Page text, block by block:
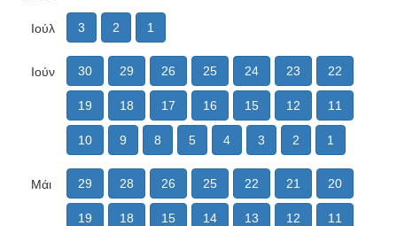
Ιούλ 3 2 1
Ιούν 30 29 26 25 24 23 22
19 18 17 16 15 12 11
10 9 8 5 4 3 2 1
Μάι 29 28 26 25 22 21 20
19 18 15 14 13 12 11